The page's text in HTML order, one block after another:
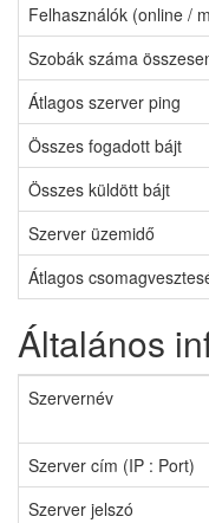
Felhasználók (online /
Szobák száma
Átlagos szerver ping
Összes fogadott bájt
Összes küldött bájt
Szerver üzemidő
Átlagos
Általános
Szervernév
Szerver cím (IP : Port)
Szerver jelszó